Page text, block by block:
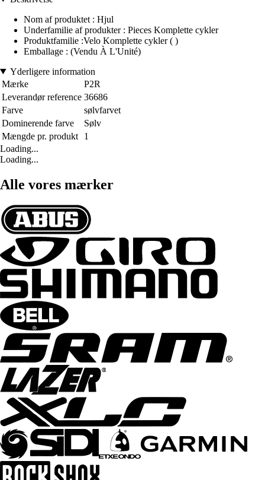
Nom af produktet : Hjul
Underfamilie af produkter : Pieces Komplette cykler
Produktfamilie :Velo Komplette cykler ( )
Emballage : (Vendu À L'Unité)
Yderligere information
Mærke
P2R
Leverandør reference 36686
Farve
sølvfarvet
Dominerende farve
Sølv
Mængde pr. produkt
1
Loading...
Loading...
Alle vores mærker